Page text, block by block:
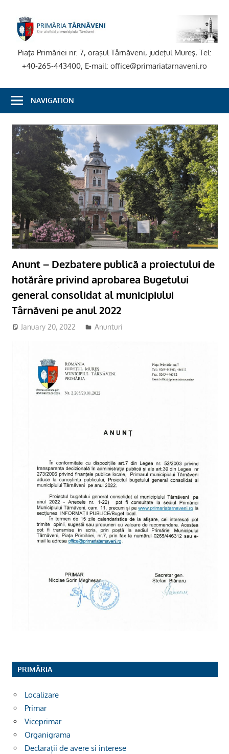
content
Piaţa Primăriei nr. 7, oraşul Târnăveni, judeţul Mureş, Tel:
+40-265-443400, E-mail: office@primariatarnaveni.ro
NAVIGATION
Anunt – Dezbatere publică a proiectului de
hotărâre privind aprobarea Bugetului
general consolidat al municipiului
Târnăveni pe anul 2022
January 20, 2022 adm-mmm
Anunturi
PRIMĂRIA
Localizare
Primar
Viceprimar
Organigrama
Declarații de avere si interese